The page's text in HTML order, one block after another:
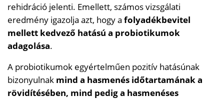
rehidráció jelenti. Emellett, számos vizsgálati
eredmény igazolja azt, hogy a folyadékbevitel
mellett kedvező hatású a probiotikumok
adagolása.
A probiotikumok egyértelműen pozitív hatásúnak
bizonyulnak mind a hasmenés időtartamának a
rövidítésében, mind pedig a hasmenéses